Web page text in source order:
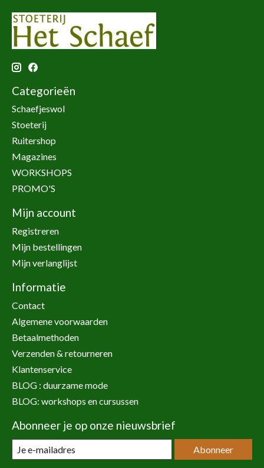
Categorieën
Schaefjeswol
Stoeterij
Ruitershop
Magazines
WORKSHOPS
PROMO'S
Mijn account
Registreren
Mijn bestellingen
Mijn verlanglijst
Informatie
Contact
Algemene voorwaarden
Betaalmethoden
Verzenden & retourneren
Klantenservice
BLOG : duurzame mode
BLOG: workshops en cursussen
Abonneer je op onze nieuwsbrief
Abonneer